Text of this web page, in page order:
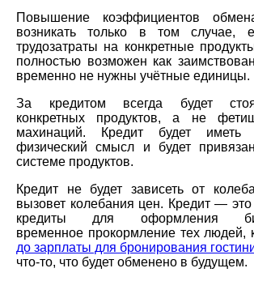
Повышение коэффициентов
возникать только в том случае,
трудозатраты на конкретные
полностью возможен как
временно не нужны учётные единицы.
За кредитом всегда будет
конкретных продуктов, а не
махинаций. Кредит будет иметь
физический смысл и будет
системе продуктов.
Кредит не будет зависеть от
вызовет колебания цен. Кредит — это
кредиты для оформления
временное прокормление тех людей,
до зарплаты для бронирования
что-то, что будет обменено в будущем.